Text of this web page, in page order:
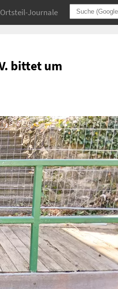
Ortsteil-Journale
bittet um